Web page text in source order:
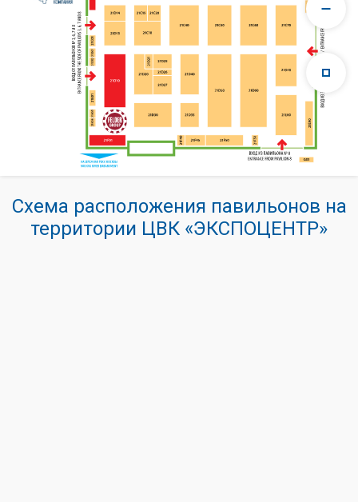
Схема расположения павильонов на
территории ЦВК «ЭКСПОЦЕНТР»